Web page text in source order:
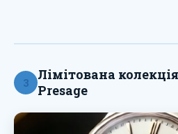
3
Лімітована
Presage